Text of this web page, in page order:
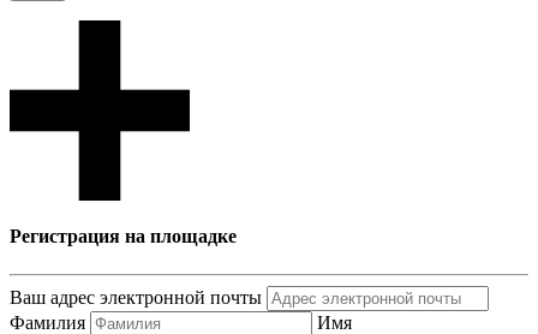
Регистрация на площадке
Ваш адрес электронной почты
Фамилия
Имя